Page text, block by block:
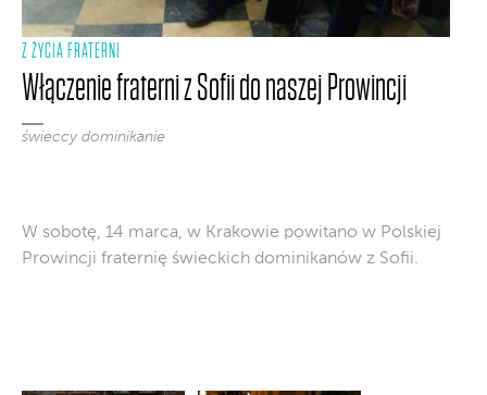
Z ŻYCIA FRATERNI
Włączenie fraterni z Sofii do naszej Prowincji
świeccy dominikanie
W sobotę, 14 marca, w Krakowie powitano w Polskiej
Prowincji fraternię świeckich dominikanów z Sofii.